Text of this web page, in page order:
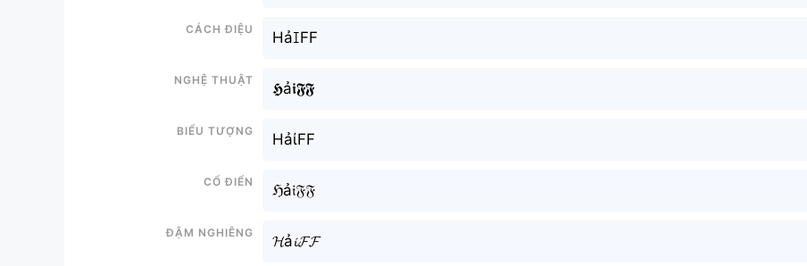
Cách điệu
HảꀤFF
Nghệ thuật
𝕳ả𝖎𝕱𝕱
Biểu tượng
HảίFF
Cổ điển
ℌả𝔦𝔉𝔉
Đậm nghiêng
𝓗ả𝓲𝓕𝓕